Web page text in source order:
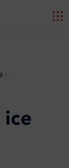
ice